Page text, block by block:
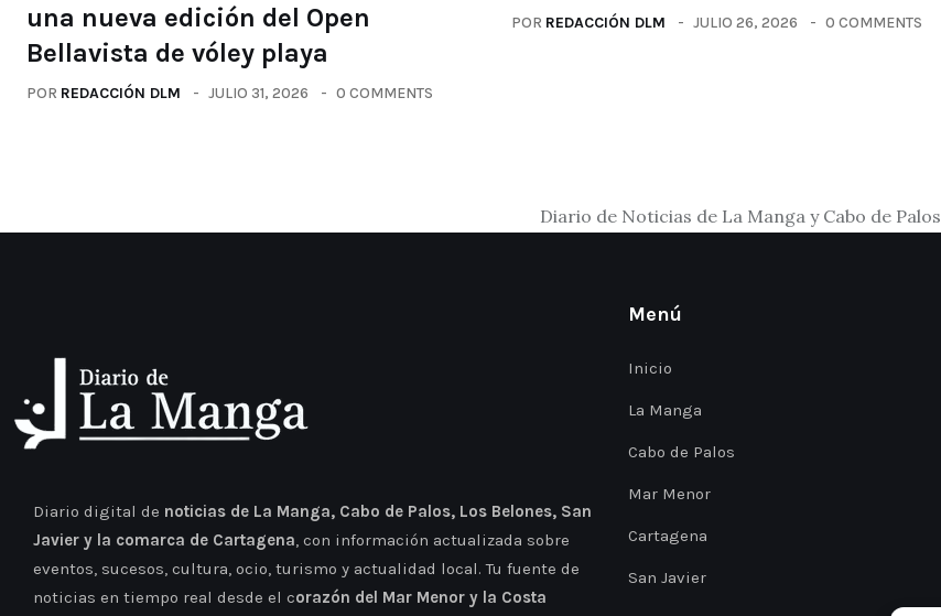
una nueva edición del Open
Bellavista de vóley playa
POR REDACCIÓN DLM JULIO 31, 2026 0 COMMENTS
POR REDACCIÓN DLM JULIO 26, 2026 0 COMMENTS
Diario de Noticias de La Manga y Cabo de Palos
Diario digital de noticias de La Manga, Cabo de Palos, Los Belones, San
Javier y la comarca de Cartagena, con información actualizada sobre
eventos, sucesos, cultura, ocio, turismo y actualidad local. Tu fuente de
noticias en tiempo real desde el corazón del Mar Menor y la Costa
Menú
Inicio
La Manga
Cabo de Palos
Mar Menor
Cartagena
San Javier